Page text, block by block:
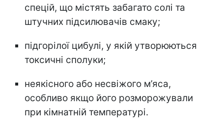
спецій, що містять забагато солі та
штучних підсилювачів смаку;
підгорілої цибулі, у якій утворюються
токсичні сполуки;
неякісного або несвіжого м’яса,
особливо якщо його розморожували
при кімнатній температурі.